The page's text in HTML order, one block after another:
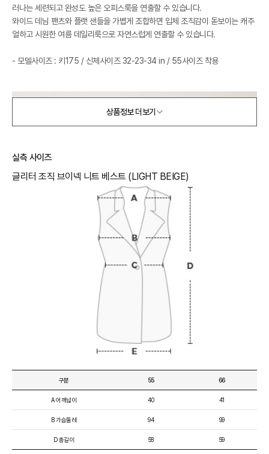
러나는 세련되고 완성도 높은 오피스룩을 연출할 수 있습니다.
와이드 데님 팬츠와 플랫 샌들을 가볍게 조합하면 입체 조직감이 돋보이는 캐주
얼하고 시원한 여름 데일리룩으로 자연스럽게 연출할 수 있습니다.
- 모델사이즈 : 키175 / 신체사이즈 32-23-34 in / 55사이즈 착용
상품정보 더보기
실측 사이즈
글리터 조직 브이넥 니트 베스트 (LIGHT BEIGE)
구분
A 어깨넓이
B 가슴둘레
D 총길이
55
40
94
58
66
41
99
59